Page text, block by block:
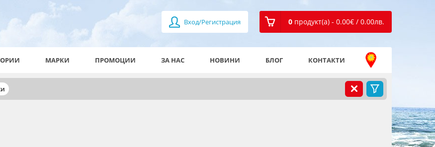
Вход/Регистрация 0 продукт(а) - 0.00€ / 0.00лв.
МАРКИ ПРОМОЦИИ ЗА НАС НОВИНИ БЛОГ КОНТАКТИ